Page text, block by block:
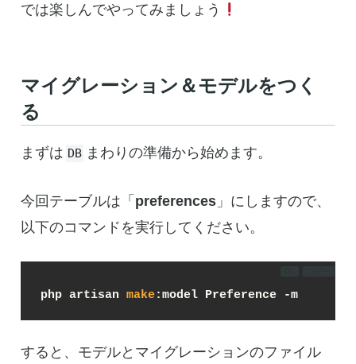
では楽しんでやってみましょう
マイグレーション＆モデルをつく
る
まずは DB まわりの準備から始めます。
今回テーブルは「 preferences 」にしますので、
以下のコマンドを実行してください。
php artisan make:model Preference -m
すると、モデルとマイグレーションのファイル